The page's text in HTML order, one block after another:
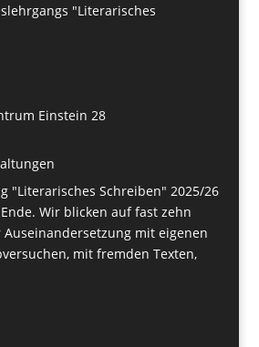
"Literarisches
Einstein 28
"Literarisches Schreiben" 2025/26
Wir blicken auf fast zehn
mit eigenen
mit fremden Texten,